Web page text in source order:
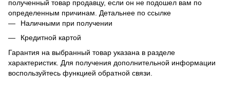
полученный товар продавцу, если он не подошел вам по
определенным причинам. Детальнее по ссылке
Наличными при получении
Кредитной картой
Гарантия на выбранный товар указана в разделе
характеристик. Для получения дополнительной информации
воспользуйтесь функцией обратной связи.